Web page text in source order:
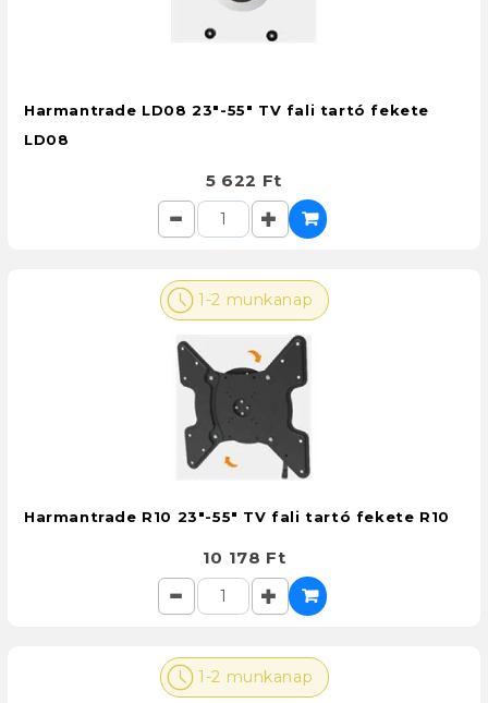
Harmantrade LD08 23"-55" TV fali tartó fekete
LD08
5 622 Ft
1-2 munkanap
Harmantrade R10 23"-55" TV fali tartó fekete R10
10 178 Ft
1-2 munkanap